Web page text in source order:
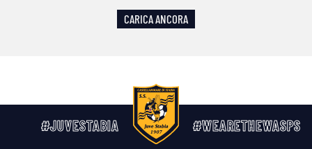
CARICA ANCORA
#JUVESTABIA #WEARETHEWASPS